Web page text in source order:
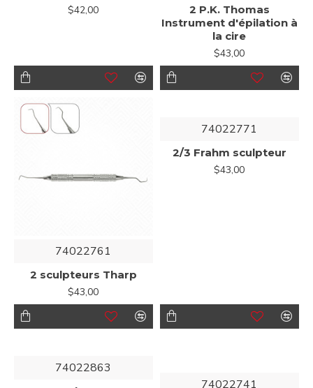
$42,00
2 P.K. Thomas
Instrument d'épilation à
la cire
$43,00
74022761
2 sculpteurs Tharp
$43,00
74022771
2/3 Frahm sculpteur
$43,00
74022863
74022741